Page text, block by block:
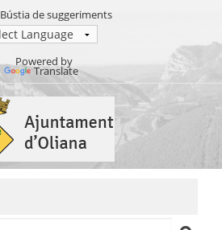
Bústia de suggeriments
Powered by
Translate